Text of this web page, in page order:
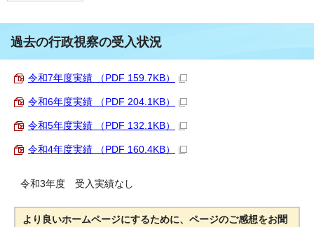
過去の行政視察の受入状況
令和7年度実績 （PDF 159.7KB）
令和6年度実績 （PDF 204.1KB）
令和5年度実績 （PDF 132.1KB）
令和4年度実績 （PDF 160.4KB）
令和3年度 受入実績なし
より良いホームページにするために、ページのご感想をお聞